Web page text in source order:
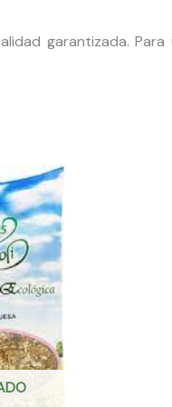
garantizada. Para